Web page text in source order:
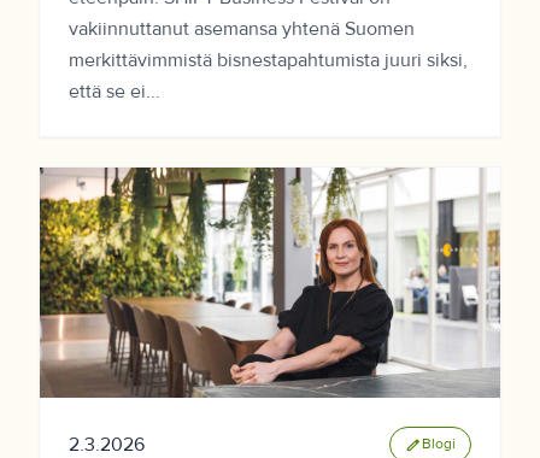
vakiinnuttanut asemansa yhtenä Suomen
merkittävimmistä bisnestapahtumista juuri siksi,
että se ei...
2.3.2026 edit Blogi